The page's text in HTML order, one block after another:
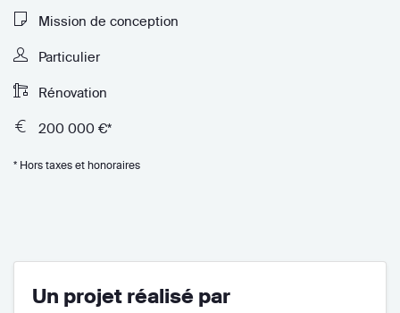
Mission de conception
Particulier
Rénovation
200 000 €*
* Hors taxes et honoraires
Un projet réalisé par